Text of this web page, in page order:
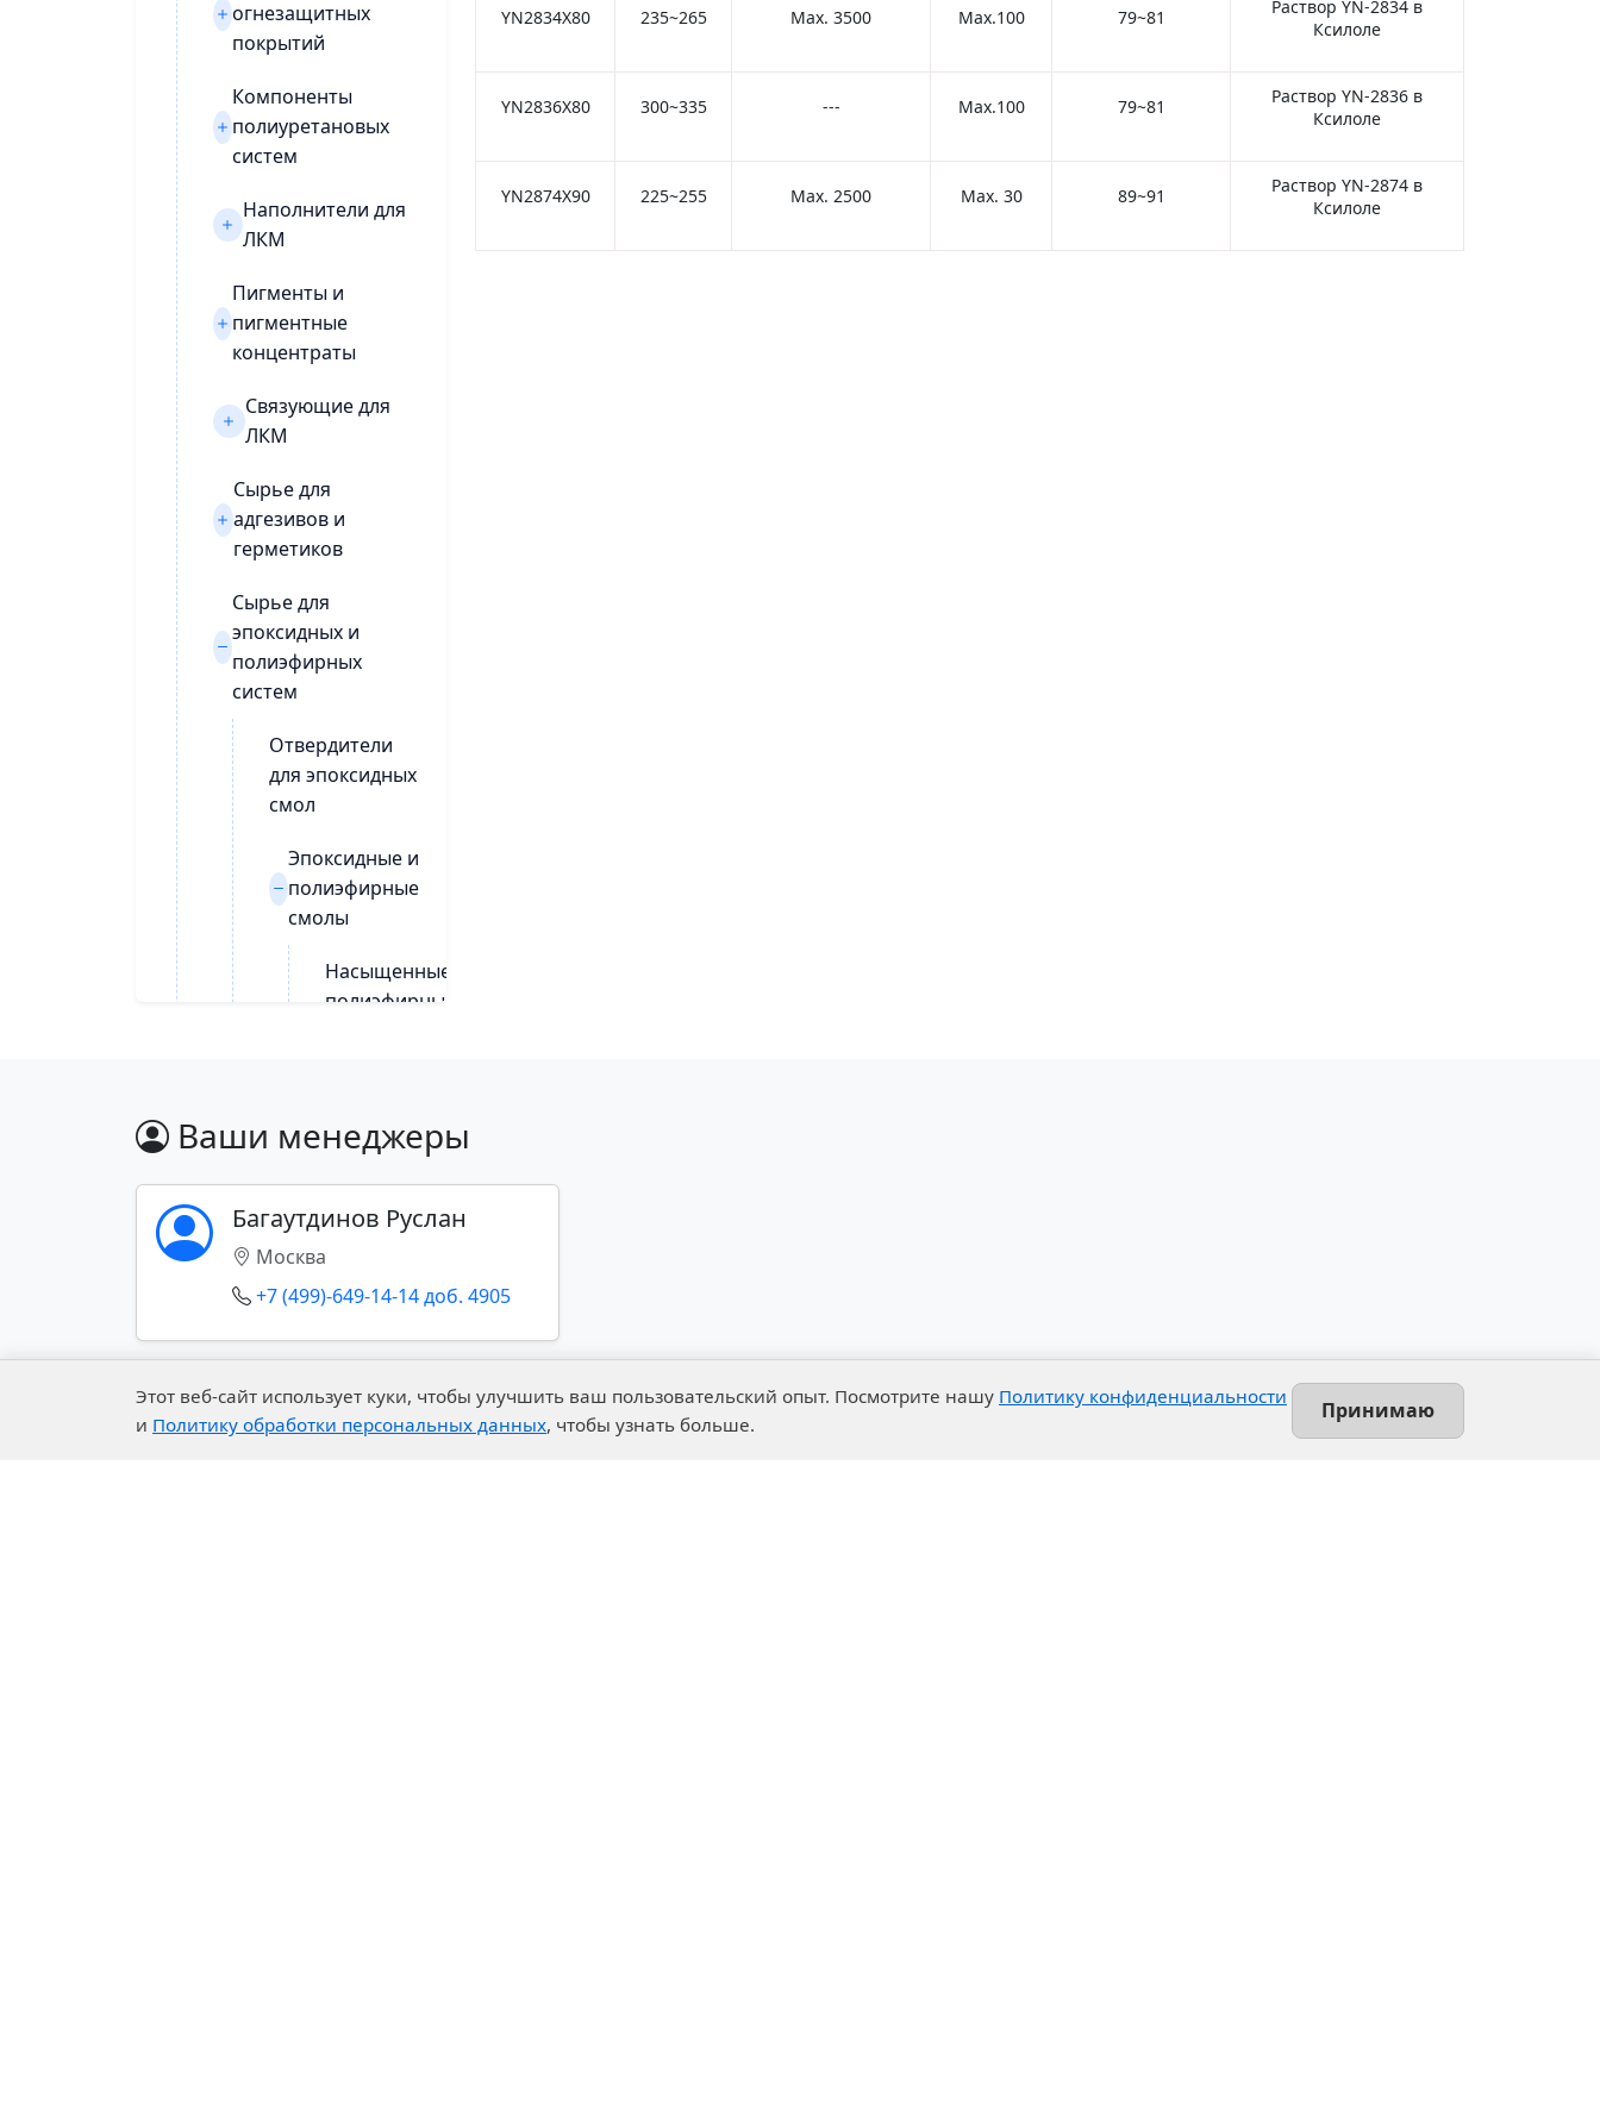
огнезащитных
покрытий
Компоненты
полиуретановых
систем
Наполнители для
ЛКМ
Пигменты и
пигментные
концентраты
Связующие для
ЛКМ
Сырье для
адгезивов и
герметиков
Сырье для
эпоксидных и
полиэфирных
систем
Отвердители
для эпоксидных
смол
Эпоксидные и
полиэфирные
смолы
Насыщенные
полиэфирные
твердые
смолы
жидкие
Эпоксидные
смолы в
YN2834X80 235~265 Max. 3500 Max.100 79~81
Раствор YN-2834 в
Ксилоле
YN2836X80 300~335 --- Max.100 79~81
Раствор YN-2836 в
Ксилоле
YN2874X90 225~255 Max. 2500 Max. 30 89~91
Раствор YN-2874 в
Ксилоле
Ваши менеджеры
Багаутдинов Руслан
Москва
+7 (499)-649-14-14 доб. 4905
Показать все контакты (+)
Этот веб-сайт использует куки, чтобы улучшить ваш пользовательский опыт. Посмотрите нашу Политику конфиденциальности
и Политику обработки персональных данных, чтобы узнать больше.
Принимаю